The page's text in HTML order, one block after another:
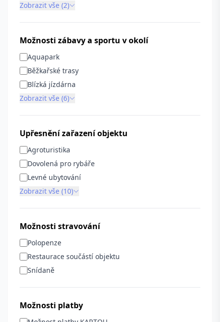
Zobrazit vše (2)
Možnosti zábavy a sportu v okolí
Aquapark
Běžkařské trasy
Blízká jízdárna
Zobrazit vše (6)
Upřesnění zařazení objektu
Agroturistika
Dovolená pro rybáře
Levné ubytování
Zobrazit vše (10)
Možnosti stravování
Polopenze
Restaurace součástí objektu
Snídaně
Možnosti platby